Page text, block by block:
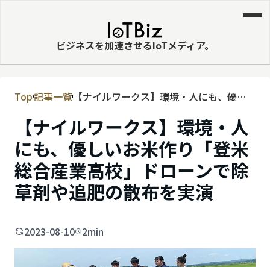
ビジネスを加速させるIoTメディア。
MVNE
エッジ
LPWA
DaaS
IaaS
ビッグデータ
Top記事一覧 【ナイルワークス】環境・人にも、優し
ンで除草剤や追肥の散布を実演
【ナイルワークス】環境・人
にも、優しいお米作り「登米
総合産業高校」ドローンで除
草剤や追肥の散布を実演
2023-08-10 2min